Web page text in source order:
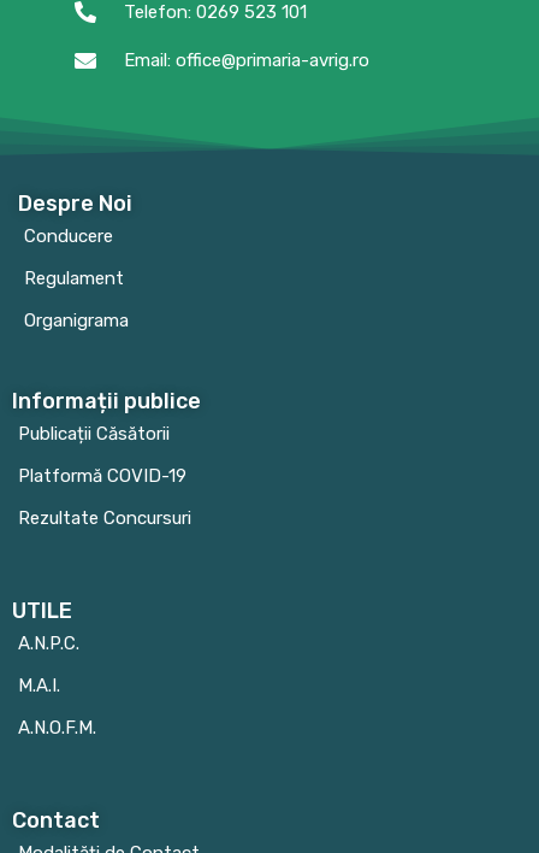
Telefon: 0269 523 101
Email: office@primaria-avrig.ro
Despre Noi
Conducere
Regulament
Organigrama
Informații publice
Publicații Căsătorii
Platformă COVID-19
Rezultate Concursuri
UTILE
A.N.P.C.
M.A.I.
A.N.O.F.M.
Contact